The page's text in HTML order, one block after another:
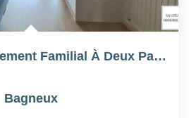
Bagneux - Appartement Familial À Deux Pas Du Métro
Bagneux